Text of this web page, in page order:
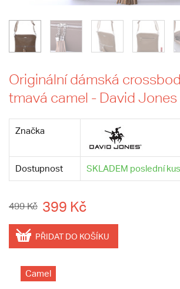
Originální dámská
tmavá camel - David Jones
Značka
Dostupnost SKLADEM poslední
499 Kč 399 Kč
PŘIDAT DO KOŠÍKU
Camel